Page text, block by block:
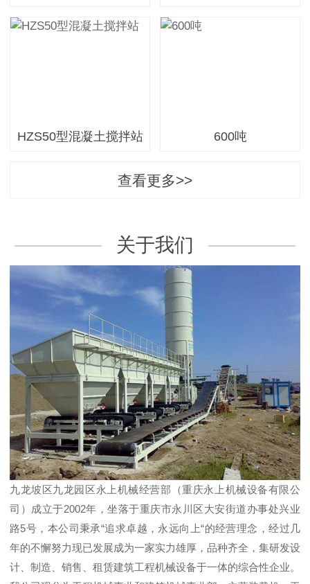
HZS50型混凝土搅拌站 600吨
查看更多>>
关于我们
九龙坡区九龙园区永上机械经营部（重庆永上机械设备有限公
司）成立于2002年，坐落于重庆市永川区大安街道办事处兴业
路5号，本公司秉承“追求卓越，永远向上“的经营理念，经过几
年的不懈努力现已发展成为一家实力雄厚，品种齐全，集研发设
计、制造、销售、租赁建筑工程机械设备于一体的综合性企业。